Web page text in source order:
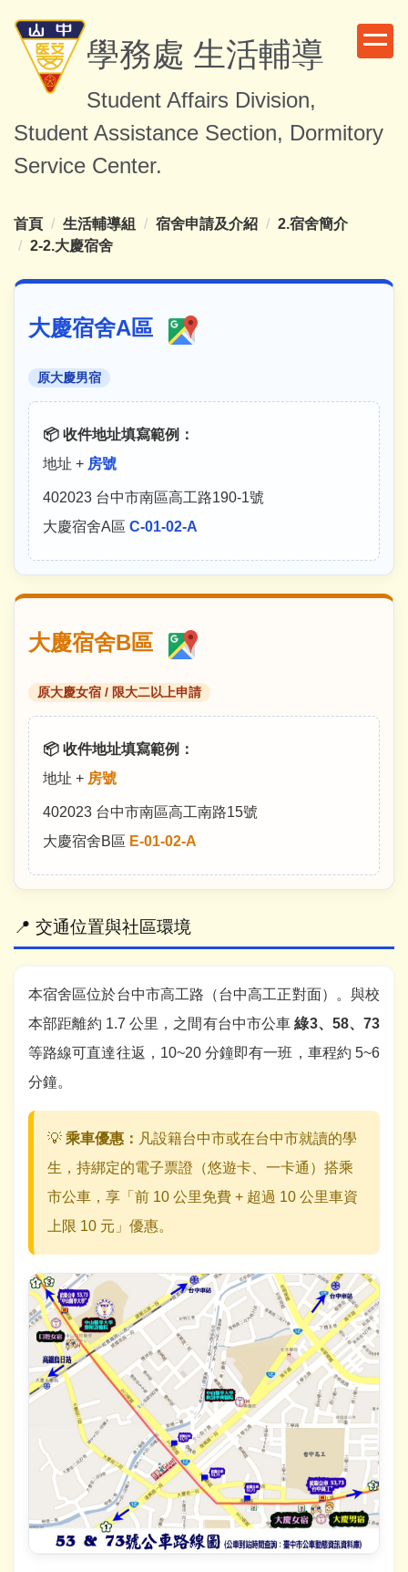
到
容
區
學務處 生活輔導
Student Affairs Division,
Student Assistance Section, Dormitory
Service Center.
首頁 生活輔導組 宿舍申請及介紹
2.宿舍簡介
2-2.大慶宿舍
大慶宿舍A區
原大慶男宿
📦 收件地址填寫範例：
地址 + 房號
402023 台中市南區高工路190-1號
大慶宿舍A區 C-01-02-A
大慶宿舍B區
原大慶女宿 / 限大二以上申請
📦 收件地址填寫範例：
地址 + 房號
402023 台中市南區高工南路15號
大慶宿舍B區 E-01-02-A
📍 交通位置與社區環境
本宿舍區位於台中市高工路（台中高工正對面）。與校
本部距離約 1.7 公里，之間有台中市公車綠3、58、73
等路線可直達往返，10~20 分鐘即有一班，車程約 5~6
分鐘。
💡 乘車優惠： 凡設籍台中市或在台中市就讀的學
生，持綁定的電子票證（悠遊卡、一卡通）搭乘
市公車，享「前 10 公里免費 + 超過 10 公里車資
上限 10 元」優惠。